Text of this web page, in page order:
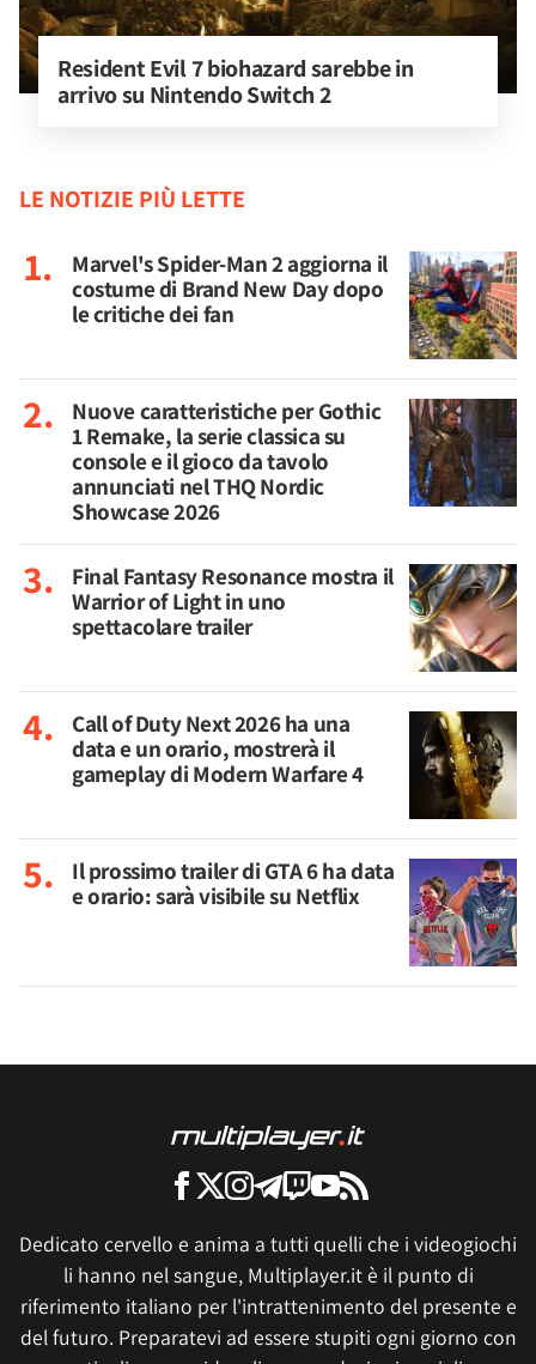
Resident Evil 7 biohazard sarebbe in
arrivo su Nintendo Switch 2
LE NOTIZIE PIÙ LETTE
Marvel's Spider-Man 2 aggiorna il
costume di Brand New Day dopo
le critiche dei fan
Nuove caratteristiche per Gothic
1 Remake, la serie classica su
console e il gioco da tavolo
annunciati nel THQ Nordic
Showcase 2026
Final Fantasy Resonance mostra il
Warrior of Light in uno
spettacolare trailer
Call of Duty Next 2026 ha una
data e un orario, mostrerà il
gameplay di Modern Warfare 4
Il prossimo trailer di GTA 6 ha data
e orario: sarà visibile su Netflix
Dedicato cervello e anima a tutti quelli che i videogiochi
li hanno nel sangue, Multiplayer.it è il punto di
riferimento italiano per l'intrattenimento del presente e
del futuro. Preparatevi ad essere stupiti ogni giorno con